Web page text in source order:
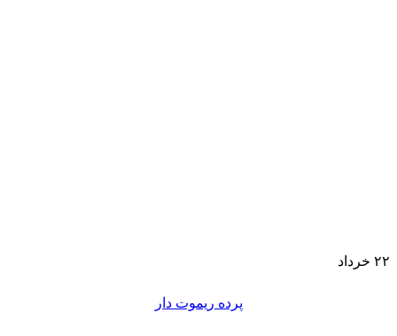
۲۲ خرداد
پرده ریموت دار